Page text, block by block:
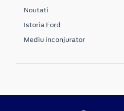
Noutati
Istoria Ford
Mediu inconjurator